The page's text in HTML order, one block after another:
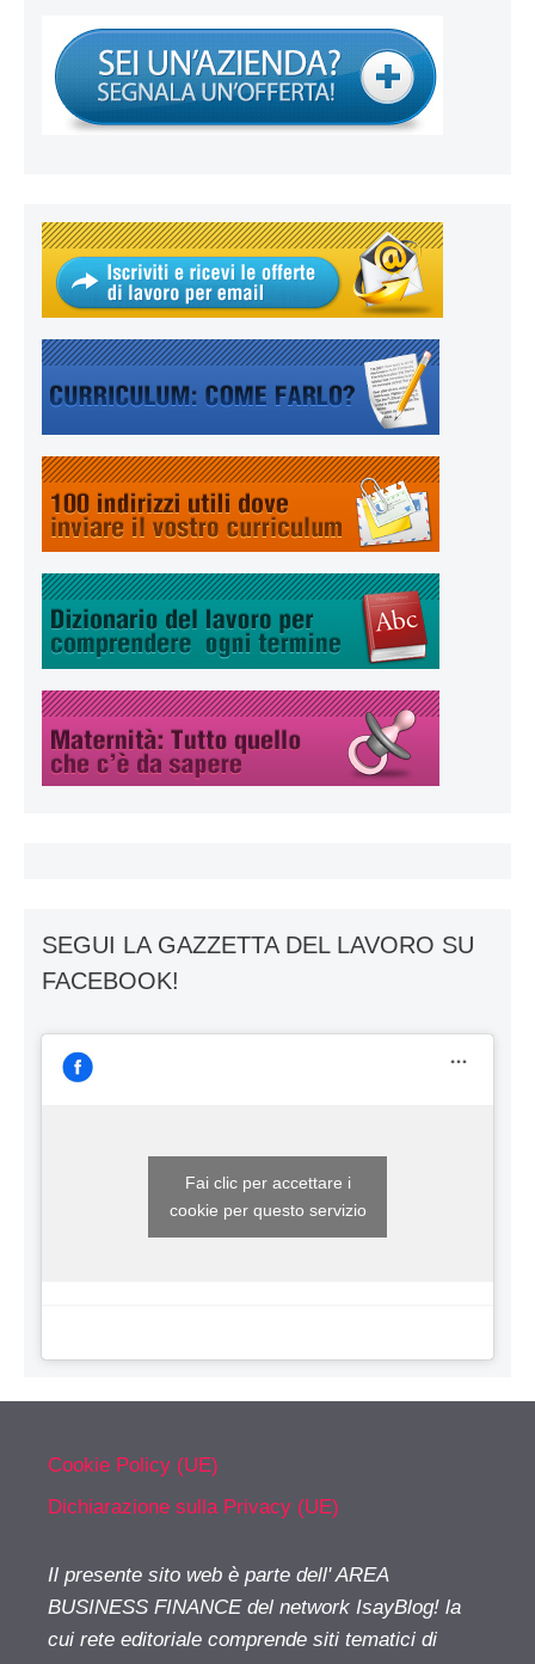
SEGUI LA GAZZETTA DEL LAVORO SU
FACEBOOK!
Fai clic per accettare i
cookie per questo servizio
Cookie Policy (UE)
Dichiarazione sulla Privacy (UE)
Il presente sito web è parte dell' AREA
BUSINESS FINANCE del network IsayBlog! la
cui rete editoriale comprende siti tematici di